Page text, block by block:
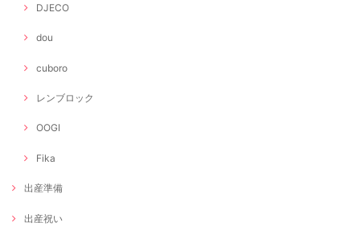
DJECO
dou
cuboro
レンブロック
OOGI
Fika
出産準備
出産祝い